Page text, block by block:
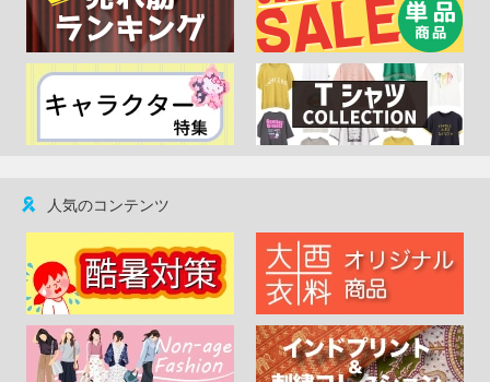
人気のコンテンツ